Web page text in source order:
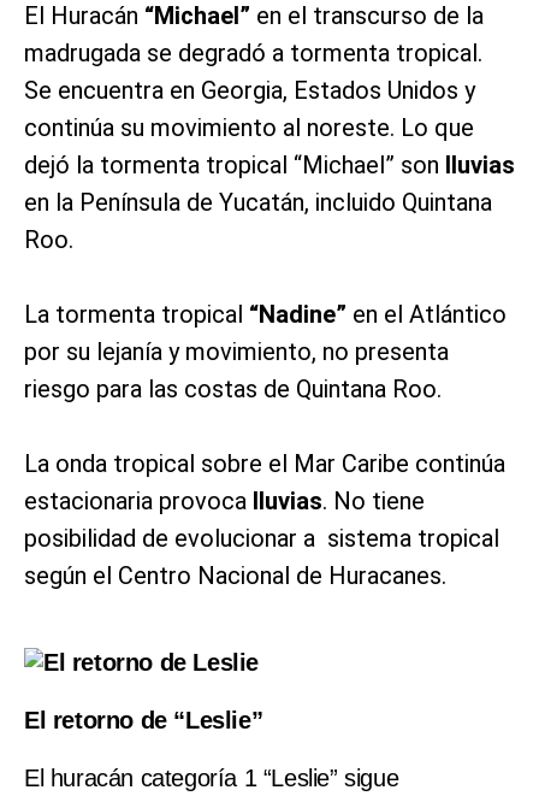
El Huracán “Michael” en el transcurso de la
madrugada se degradó a tormenta tropical.
Se encuentra en Georgia, Estados Unidos y
continúa su movimiento al noreste. Lo que
dejó la tormenta tropical “Michael” son
lluvias
en la Península de Yucatán, incluido Quintana
Roo.
La tormenta tropical “Nadine” en el Atlántico
por su lejanía y movimiento, no presenta
riesgo para las costas de Quintana Roo.
La onda tropical sobre el Mar Caribe continúa
estacionaria provoca
lluvias. No tiene
posibilidad de evolucionar a sistema tropical
según el Centro Nacional de Huracanes.
El retorno de “Leslie”
El huracán categoría 1 “Leslie” sigue